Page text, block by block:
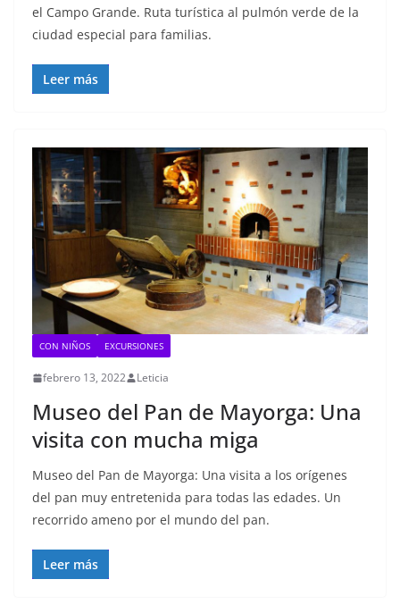
el Campo Grande. Ruta turística al pulmón verde de la
ciudad especial para familias.
Leer más
CON NIÑOS EXCURSIONES
febrero 13, 2022 Leticia
Museo del Pan de Mayorga: Una
visita con mucha miga
Museo del Pan de Mayorga: Una visita a los orígenes
del pan muy entretenida para todas las edades. Un
recorrido ameno por el mundo del pan.
Leer más